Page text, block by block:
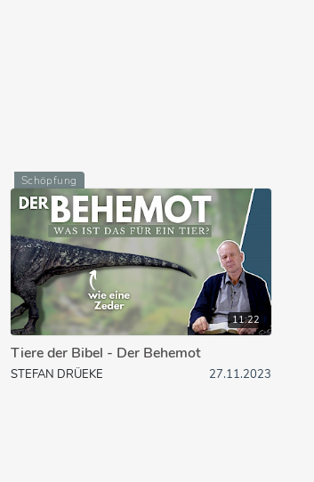
Schöpfung
11:22
Tiere der Bibel - Der Behemot
STEFAN DRÜEKE 27.11.2023